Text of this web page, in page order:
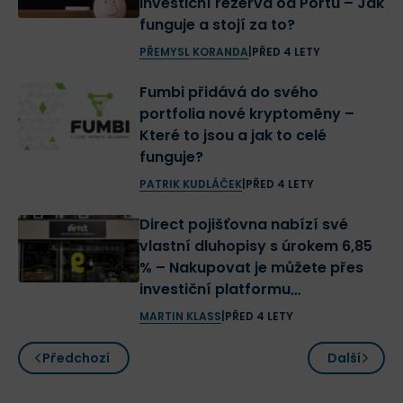
funguje a stojí za to?
PŘEMYSL KORANDA PŘED 4 LETY
Fumbi přidává do svého
portfolia nové kryptoměny –
Které to jsou a jak to celé
funguje?
PATRIK KUDLÁČEK| PŘED 4 LETY
Direct pojišťovna nabízí své
vlastní dluhopisy s úrokem 6,85
% – Nakupovat je můžete přes
investiční platformu
opPORTUnity
MARTIN KLASS PŘED 4 LETY
Předchozí Další